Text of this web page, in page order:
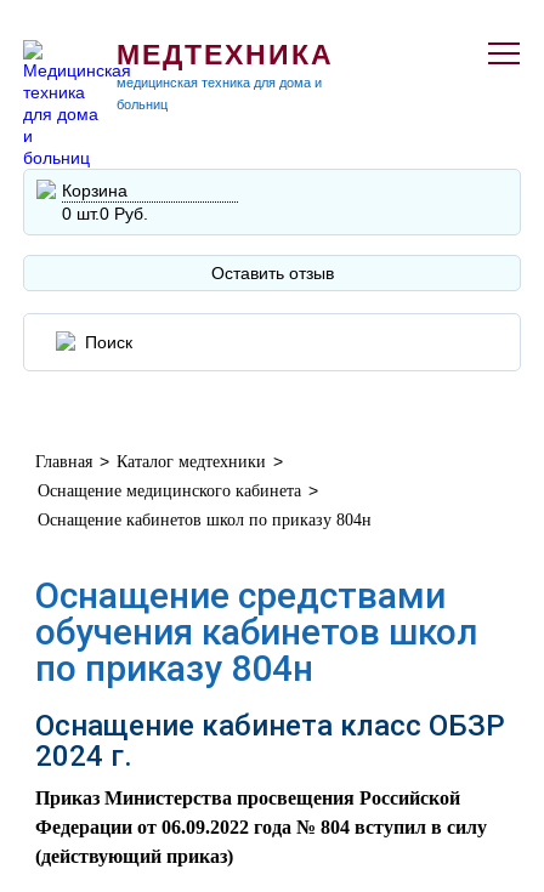
МЕДТЕХНИКА
медицинская техника для дома и
больниц
Корзина
0 шт.0 Руб.
Оставить отзыв
Главная > Каталог медтехники >
Оснащение медицинского кабинета >
Оснащение кабинетов школ по приказу 804н
Оснащение средствами
обучения кабинетов школ
по приказу 804н
Оснащение кабинета класс ОБЗР
2024 г.
Приказ Министерства просвещения Российской
Федерации от 06.09.2022 года № 804 вступил в силу
(действующий приказ)